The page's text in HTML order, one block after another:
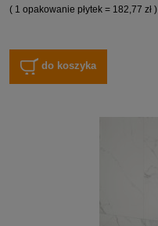
( 1 opakowanie płytek = 182,77 zł )
do koszyka